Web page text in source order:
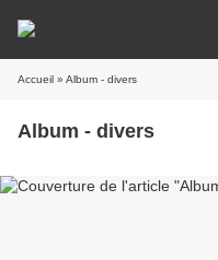
Accueil » Album - divers
Album - divers